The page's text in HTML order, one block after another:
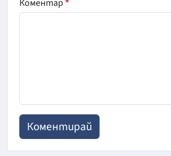
Коментар*